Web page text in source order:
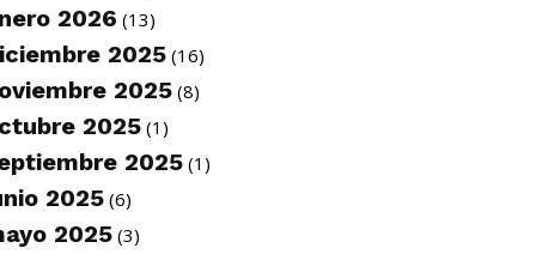
2026 (13)
2025(16)
2025(8)
2025(1)
2025 (1)
2025(6)
2025 (3)